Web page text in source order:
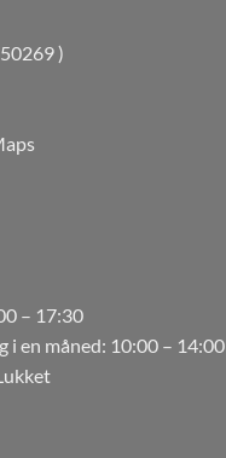
)
– 17:30
i en måned: 10:00 – 14:00